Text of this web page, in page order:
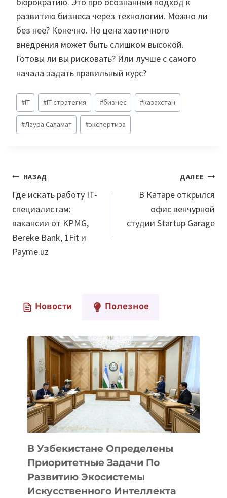
развитию бизнеса через технологии. Можно ли
без нее? Конечно. Но цена хаотичного
внедрения может быть слишком высокой.
Готовы ли вы рисковать? Или лучше с самого
начала задать правильный курс?
Метки
записи:
#IT #IT-стратегия #бизнес #казахстан
#Лаура Саламат #экспертиза
Навигация
по
записям
НАЗАД
Где искать работу IT-
специалистам:
вакансии от KPMG,
Bereke Bank, 1Fit и
Payme.uz
ДАЛЕЕ
В Катаре открылся
офис венчурной
студии Startup Garage
Новости Полезное
В Узбекистане Определены
Приоритетные Задачи По
Развитию Экосистемы
Искусственного Интеллекта